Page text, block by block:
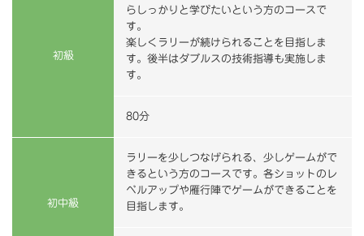
初級
らしっかりと学びたいという方のコースで
す。
楽しくラリーが続けられることを目指しま
す。後半はダブルスの技術指導も実施しま
す。
80分
初中級
ラリーを少しつなげられる、少しゲームがで
きるという方のコースです。各ショットのレ
ベルアップや雁行陣でゲームができることを
目指します。